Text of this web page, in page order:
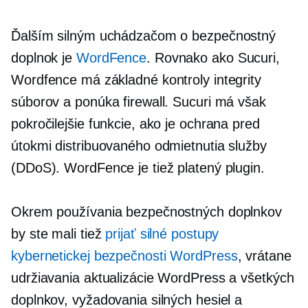
Ďalším silným uchádzačom o bezpečnostný
doplnok je WordFence. Rovnako ako Sucuri,
Wordfence má základné kontroly integrity
súborov a ponúka firewall. Sucuri má však
pokročilejšie funkcie, ako je ochrana pred
útokmi distribuovaného odmietnutia služby
(DDoS). WordFence je tiež platený plugin.
Okrem používania bezpečnostných doplnkov
by ste mali tiež prijať silné postupy
kybernetickej bezpečnosti WordPress, vrátane
udržiavania aktualizácie WordPress a všetkých
doplnkov, vyžadovania silných hesiel a